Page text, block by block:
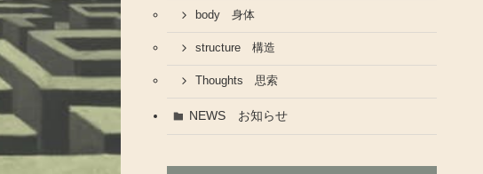
body 身体
structure 構造
Thoughts 思索
NEWS お知らせ